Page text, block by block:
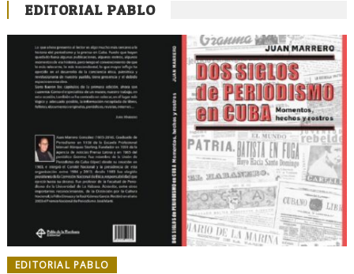
EDITORIAL PABLO
EDITORIAL PABLO